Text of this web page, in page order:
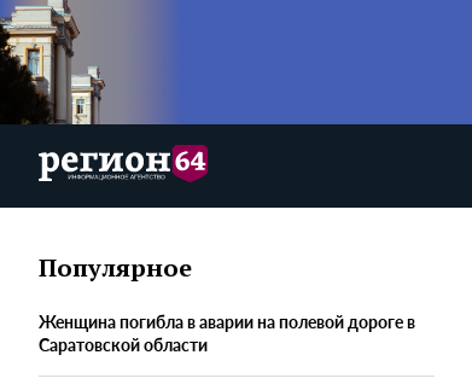
Популярное
Женщина погибла в аварии на полевой дороге в
Саратовской области